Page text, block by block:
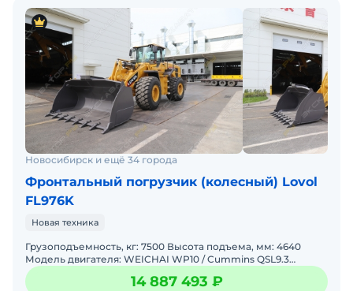
Новосибирск и ещё 34 города
Фронтальный погрузчик (колесный) Lovol
FL976K
Новая техника
Грузоподъемность, кг: 7500 Высота подъема, мм: 4640
Модель двигателя: WEICHAI WP10 / Cummins QSL9.3
Габариты (ШxДxВ), мм: 3200x9450x3460 Колесная база:
3500
14 887 493 ₽